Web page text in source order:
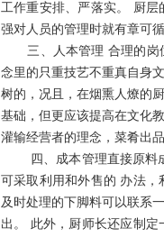
工作重安排、严落实。 厨层
强对人员的管理时就有章可循
三、人本管理 合理的岗位
念里的只重技艺不重真自身
树的，况且，在烟熏人燎的
基础，但更应该提高在文化
灌输经营者的理念，菜肴出
四、成本管理直接原料成
可采取利用和外售的 办法，
及时处理的下脚料可以联系
出。 此外，厨师长还应制